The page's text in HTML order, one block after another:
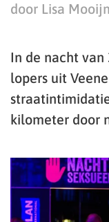
door Lisa
In de nacht
lopers uit
kilometer door